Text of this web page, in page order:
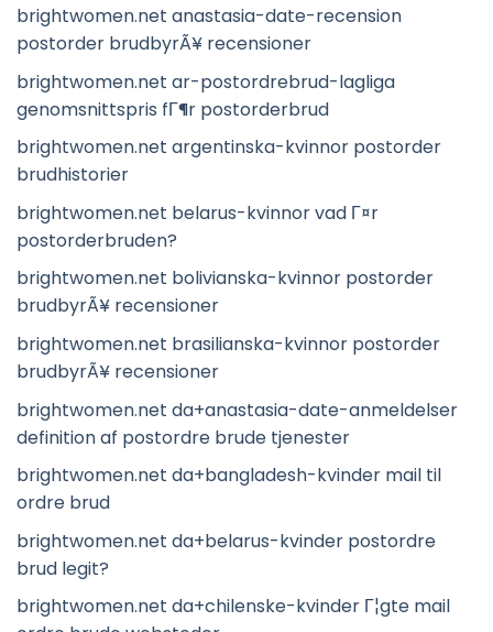
brightwomen.net anastasia-date-recension
postorder brudbyrÃ¥ recensioner
brightwomen.net ar-postordrebrud-lagliga
genomsnittspris fГ¶r postorderbrud
brightwomen.net argentinska-kvinnor postorder
brudhistorier
brightwomen.net belarus-kvinnor vad Г¤r
postorderbruden?
brightwomen.net bolivianska-kvinnor postorder
brudbyrÃ¥ recensioner
brightwomen.net brasilianska-kvinnor postorder
brudbyrÃ¥ recensioner
brightwomen.net da+anastasia-date-anmeldelser
definition af postordre brude tjenester
brightwomen.net da+bangladesh-kvinder mail til
ordre brud
brightwomen.net da+belarus-kvinder postordre
brud legit?
brightwomen.net da+chilenske-kvinder Г¦gte mail